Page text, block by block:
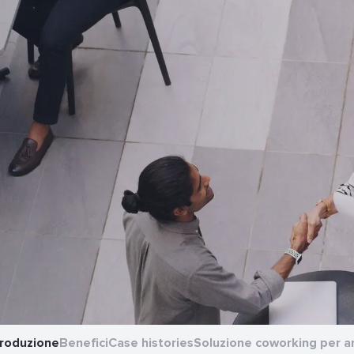
BeneficiCase historiesSoluzione coworking per